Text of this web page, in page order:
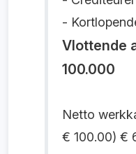
-
Vlottende
100.000
Netto
€ 100.00) €